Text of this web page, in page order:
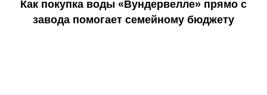
Как покупка воды «Вундервелле» прямо с
завода помогает семейному бюджету